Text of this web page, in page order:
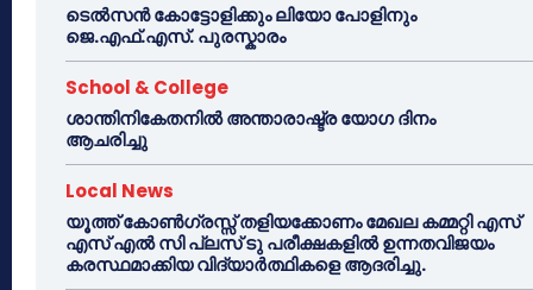
ടെൽസൻ കോട്ടോളിക്കും ലിയോ പോളിനും
ജെ.എഫ്.എസ്. പുരസ്കാരം
School & College
ശാന്തിനികേതനിൽ അന്താരാഷ്ട്ര യോഗ ദിനം
ആചരിച്ചു
Local News
യൂത്ത് കോൺഗ്രസ്സ് തളിയക്കോണം മേഖല കമ്മറ്റി എസ്
എസ് എൽ സി പ്ലസ് ടു പരീക്ഷകളിൽ ഉന്നതവിജയം
കരസ്ഥമാക്കിയ വിദ്യാർത്ഥികളെ ആദരിച്ചു.